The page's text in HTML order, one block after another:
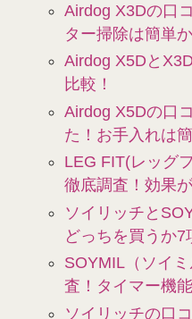
Airdog X3Dの口
ター掃除は簡単か
Airdog X5Dと
比較！
Airdog X5Dの口
た！お手入れは
LEG FIT(レッグ
徹底調査！効果
ソイリッチと
どっちを買うか7
SOYMIL（ソイ
査！タイマー機
ソイリッチの口